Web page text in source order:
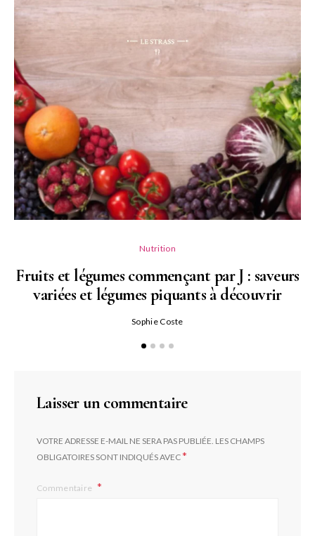
Nutrition
Fruits et légumes commençant par J : saveurs
variées et légumes piquants à découvrir
Sophie Coste
Laisser un commentaire
VOTRE ADRESSE E-MAIL NE SERA PAS PUBLIÉE. LES CHAMPS
OBLIGATOIRES SONT INDIQUÉS AVEC*
Commentaire